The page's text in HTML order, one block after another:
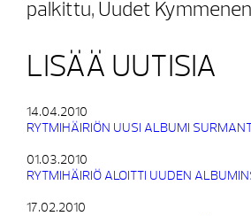
palkittu, Uudet
LISÄÄ UUTISIA
14.04.2010
RYTMIHÄIRIÖN UUSI ALBUMI
01.03.2010
RYTMIHÄIRIÖ ALOITTI UUDEN
17.02.2010